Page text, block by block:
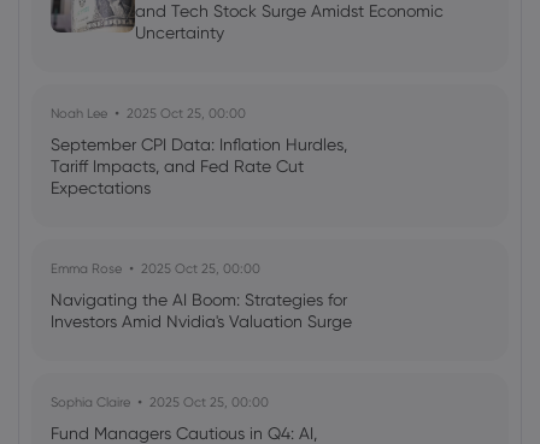
and Tech Stock Surge Amidst Economic
Uncertainty
Noah Lee 2025 Oct 25, 00:00
September CPI Data: Inflation Hurdles,
Tariff Impacts, and Fed Rate Cut
Expectations
Emma Rose 2025 Oct 25, 00:00
Navigating the AI Boom: Strategies for
Investors Amid Nvidia's Valuation Surge
Sophia Claire 2025 Oct 25, 00:00
Fund Managers Cautious in Q4: AI,